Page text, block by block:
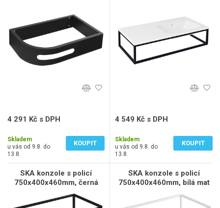
4 291 Kč s DPH
Skladem
u vás od 9.8. do
13.8.
KOUPIT
4 549 Kč s DPH
Skladem
u vás od 9.8. do
13.8.
KOUPIT
SKA konzole s policí
750x400x460mm, černá
SKA konzole s policí
750x400x460mm, bílá mat